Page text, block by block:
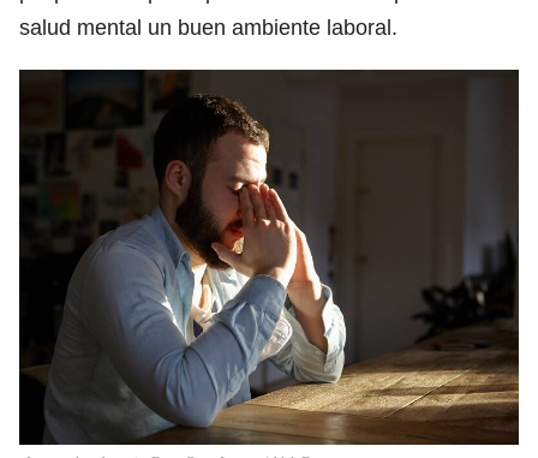
salud mental un buen ambiente laboral.